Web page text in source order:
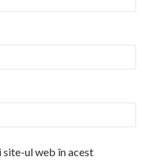
site-ul web în acest